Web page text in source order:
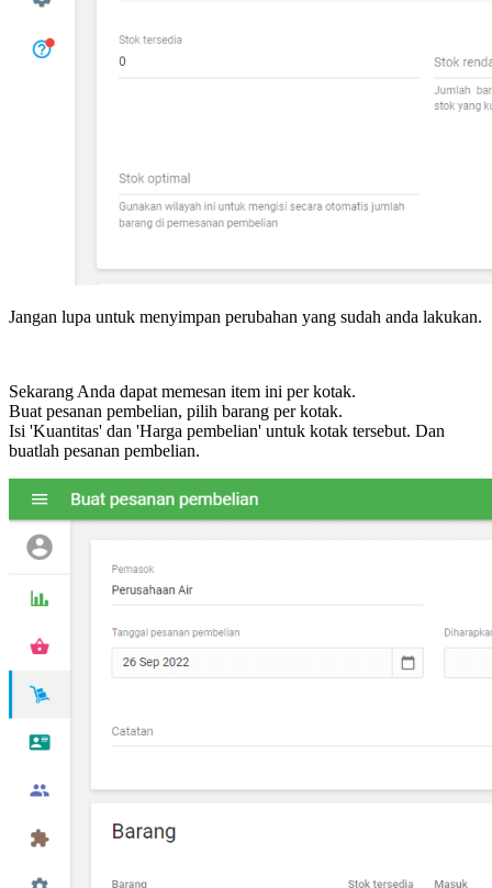
Jangan lupa untuk menyimpan perubahan yang sudah anda lakukan.
Sekarang Anda dapat memesan item ini per kotak.
Buat pesanan pembelian, pilih barang per kotak.
Isi 'Kuantitas' dan 'Harga pembelian' untuk kotak tersebut. Dan
buatlah pesanan pembelian.